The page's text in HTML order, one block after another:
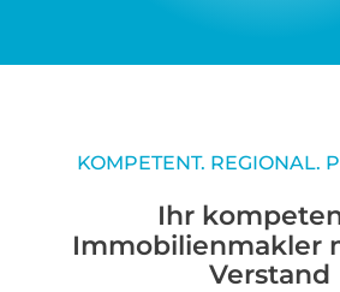
KOMPETENT. REGIONAL.
Ihr
Immobilienmakler
Verstand